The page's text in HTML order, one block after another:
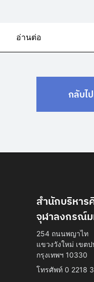
อ่านต่อ
กลับไ
สำนักบริหา
จุฬาลงกรณ์ม
254 ถนนพญาไท
แขวงวังใหม่ เขต
กรุงเทพฯ 10330
โทรศัพท์ 0 2218